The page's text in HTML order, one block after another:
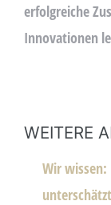
erfolgreiche
Innovationen
WEITERE
Wir wissen:
unterschätzt